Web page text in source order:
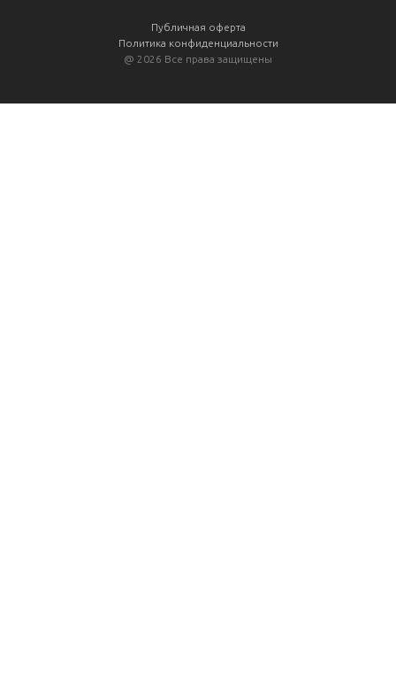
Публичная оферта
Политика конфиденциальности
@ 2026 Все права защищены